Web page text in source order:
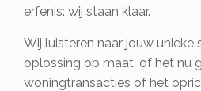
erfenis: wij staan klaar.
Wij luisteren naar jouw unieke
oplossing op maat, of het nu
woningtransacties of het